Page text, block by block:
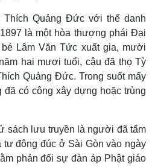
Quảng Đức với thế danh
là một hòa thượng phái Đại
Lâm Văn Tức xuất gia, mười
hai mươi tuổi, cậu đã thọ Tỳ
Quảng Đức. Trong suốt mấy
đã có công xây dựng hoặc trùng
sách lưu truyền là người đã tẩm
tư đông đúc ở Sài Gòn vào ngày
phản đối sự đàn áp Phật giáo